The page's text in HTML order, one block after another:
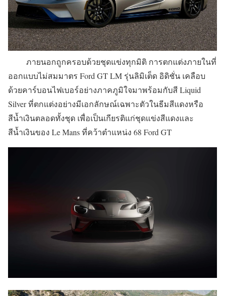
ภายนอกถูกครอบด้วยชุดแข่งทุกมิติ การตกแต่งภายในที่
ออกแบบไม่สมมาตร Ford GT LM รุ่นลิมิเต็ด อิดิชั่น เคลือบ
ด้วยคาร์บอนไฟเบอร์อย่างภาคภูมิใจมาพร้อมกับสี Liquid
Silver ที่ตกแต่งอย่างมีเอกลักษณ์เฉพาะตัวในธีมสีแดงหรือ
สีน้ำเงินตลอดทั้งชุด เพื่อเป็นเกียรติแก่ชุดแข่งสีแดงและ
สีน้ำเงินของ Le Mans ที่คว้าตำแหน่ง 68 Ford GT